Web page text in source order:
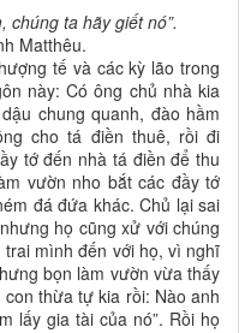
ta hãy giết nó”.
Matthêu.
tế và các kỳ lão trong
này: Có ông chủ nhà kia
chung quanh, đào hầm
cho tá điền thuê, rồi đi
tớ đến nhà tá điền để thu
vườn nho bắt các đầy tớ
đá đứa khác. Chủ lại sai
họ cũng xử với chúng
mình đến với họ, vì nghĩ
bọn làm vườn vừa thấy
thừa tự kia rồi: Nào anh
lấy gia tài của nó”. Rồi họ